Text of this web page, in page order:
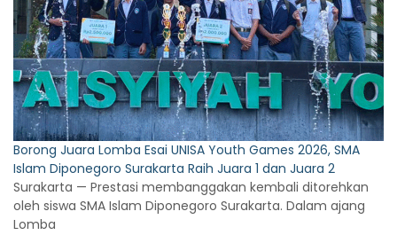
Borong Juara Lomba Esai UNISA Youth Games 2026, SMA
Islam Diponegoro Surakarta Raih Juara 1 dan Juara 2
Surakarta — Prestasi membanggakan kembali ditorehkan
oleh siswa SMA Islam Diponegoro Surakarta. Dalam ajang
Lomba